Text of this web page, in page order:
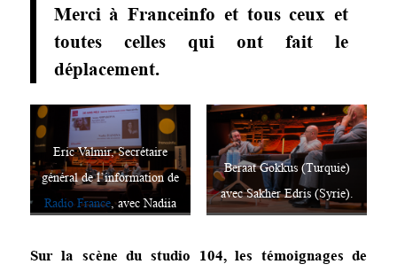
Merci à Franceinfo et tous ceux et
toutes celles qui ont fait le
déplacement.
Eric Valmir, Secrétaire
général de l’information de
Radio France, avec Nadiia
Shpakova (Bélarus).
Beraat Gokkus (Turquie)
avec Sakher Edris (Syrie).
Sur la scène du studio 104, les témoignages de